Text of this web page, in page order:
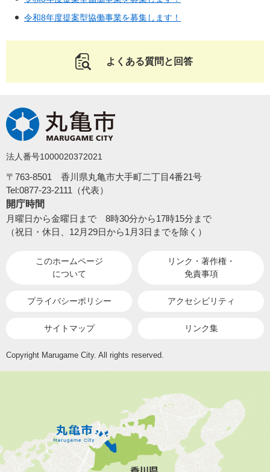
令和8年度提案型協働事業を募集します！
よくある質問と回答
法人番号1000020372021
〒763-8501 香川県丸亀市大手町二丁目4番21号
Tel:0877-23-2111（代表）
開庁時間
月曜日から金曜日まで 8時30分から17時15分まで
（祝日・休日、12月29日から1月3日までを除く）
このホームページ
について
リンク・著作権・
免責事項
プライバシーポリシー アクセシビリティ
サイトマップ リンク集
Copyright Marugame City. All rights reserved.